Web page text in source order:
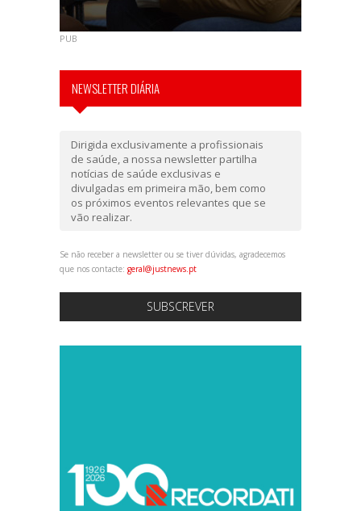
PUB
NEWSLETTER DIÁRIA
Dirigida exclusivamente a profissionais
de saúde, a nossa newsletter partilha
notícias de saúde exclusivas e
divulgadas em primeira mão, bem como
os próximos eventos relevantes que se
vão realizar.
Se não receber a newsletter ou se tiver dúvidas, agradecemos
que nos contacte: geral@justnews.pt
SUBSCREVER